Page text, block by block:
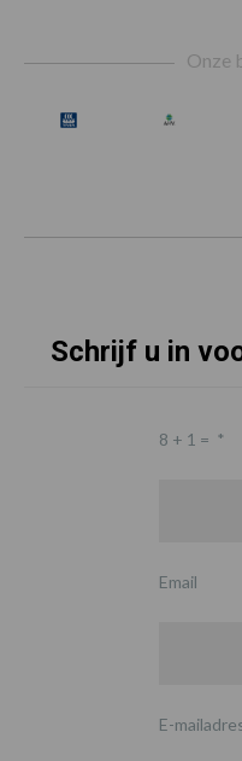
Onze
Schrijf u in
8 + 1 = *
Email
E-